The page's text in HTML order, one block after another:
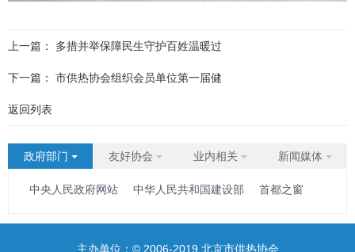
上一篇： 多措并举保障民生守护百姓温暖过
下一篇： 市供热协会组织会员单位第一届健
返回列表
政府部门 友好协会 业内相关 新闻媒体
中央人民政府网站 中华人民共和国建设部 首都之窗
主办单位：© 2006-2019 北京市供热协会